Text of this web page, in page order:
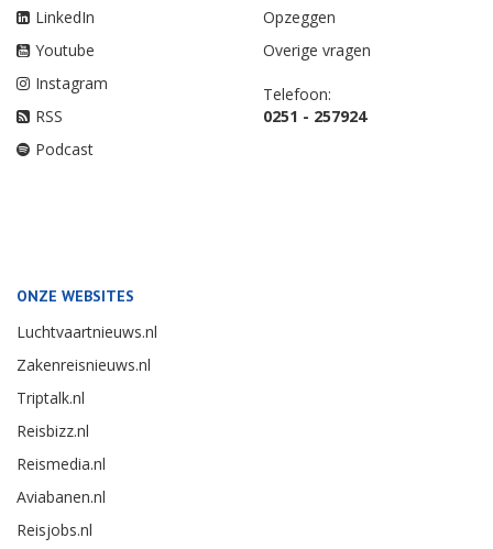
LinkedIn
Youtube
Instagram
RSS
Podcast
Opzeggen
Overige vragen
Telefoon:
0251 - 257924
ONZE WEBSITES
Luchtvaartnieuws.nl
Zakenreisnieuws.nl
Triptalk.nl
Reisbizz.nl
Reismedia.nl
Aviabanen.nl
Reisjobs.nl